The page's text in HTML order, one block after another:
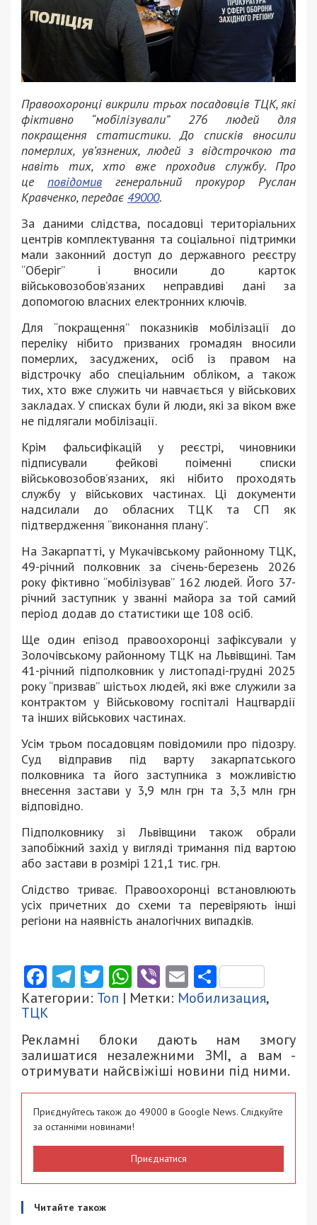
Правоохоронці викрили трьох посадовців ТЦК, які
фіктивно “мобілізували” 276 людей для
покращення статистики. До списків вносили
померлих, ув’язнених, людей з відстрочкою та
навіть тих, хто вже проходив службу. Про
це повідомив генеральний прокурор Руслан
Кравченко, передає 49000.
За даними слідства, посадовці територіальних
центрів комплектування та соціальної підтримки
мали законний доступ до державного реєстру
“Оберіг” і вносили до карток
військовозобов’язаних неправдиві дані за
допомогою власних електронних ключів.
Для “покращення” показників мобілізації до
переліку нібито призваних громадян вносили
померлих, засуджених, осіб із правом на
відстрочку або спеціальним обліком, а також
тих, хто вже служить чи навчається у військових
закладах. У списках були й люди, які за віком вже
не підлягали мобілізації.
Крім фальсифікацій у реєстрі, чиновники
підписували фейкові поіменні списки
військовозобов’язаних, які нібито проходять
службу у військових частинах. Ці документи
надсилали до обласних ТЦК та СП як
підтвердження “виконання плану”.
На Закарпатті, у Мукачівському районному ТЦК,
49-річний полковник за січень-березень 2026
року фіктивно “мобілізував” 162 людей. Його 37-
річний заступник у званні майора за той самий
період додав до статистики ще 108 осіб.
Ще один епізод правоохоронці зафіксували у
Золочівському районному ТЦК на Львівщині. Там
41-річний підполковник у листопаді-грудні 2025
року “призвав” шістьох людей, які вже служили за
контрактом у Військовому госпіталі Нацгвардії
та інших військових частинах.
Усім трьом посадовцям повідомили про підозру.
Суд відправив під варту закарпатського
полковника та його заступника з можливістю
внесення застави у 3,9 млн грн та 3,3 млн грн
відповідно.
Підполковнику зі Львівщини також обрали
запобіжний захід у вигляді тримання під вартою
або застави в розмірі 121,1 тис. грн.
Слідство триває. Правоохоронці встановлюють
усіх причетних до схеми та перевіряють інші
регіони на наявність аналогічних випадків.
Facebook
Telegram
Twitter
WhatsApp
ViberEmail
Категории: Топ | Метки: Мобилизация,
ТЦК
Рекламні блоки дають нам змогу
залишатися незалежними ЗМІ, а вам -
отримувати найсвіжіші новини під ними.
Приєднуйтесь також до 49000 в Google News. Слідкуйте
за останніми новинами!
Приєднатися
Читайте також